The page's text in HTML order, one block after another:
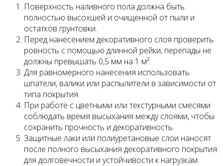
Поверхность наливного пола должна быть
полностью высохшей и очищенной от пыли и
остатков грунтовки.
Перед нанесением декоративного слоя проверить
ровность с помощью длинной рейки, перепады не
должны превышать 0,5 мм на 1 м².
Для равномерного нанесения использовать
шпатели, валики или распылители в зависимости от
типа покрытия.
При работе с цветными или текстурными смесями
соблюдать время высыхания между слоями, чтобы
сохранить прочность и декоративность.
Защитные лаки или полиуретановые слои наносят
после полного высыхания декоративного покрытия
для долговечности и устойчивости к нагрузкам.